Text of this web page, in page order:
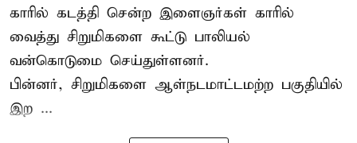
காரில் கடத்தி சென்ற இளைஞர்கள் காரில்
வைத்து சிறுமிகளை கூட்டு பாலியல்
வன்கொடுமை செய்துள்ளனர்.
பின்னர், சிறுமிகளை ஆள்நடமாட்டமற்ற பகுதியில்
இற ...